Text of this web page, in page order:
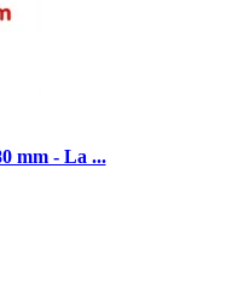
mm - La ...